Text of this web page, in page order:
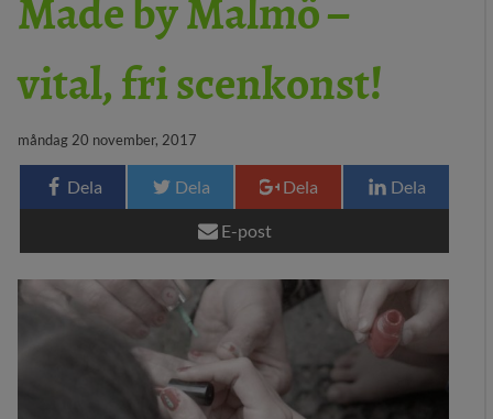
TEATERKRITIK
KULTURJOURNALISTIK
29 MEDIA
vital, fri scenkonst!
måndag 20 november, 2017
Dela Dela Dela Dela
E-post